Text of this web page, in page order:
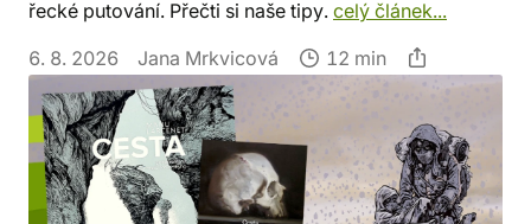
řecké putování. Přečti si naše tipy. celý článek...
6. 8. 2026
Jana Mrkvicová 12 min